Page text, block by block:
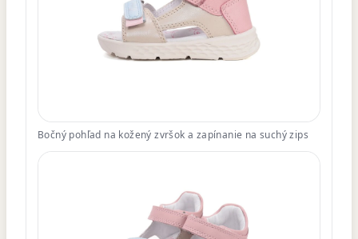
Bočný pohľad na kožený zvršok a zapínanie na suchý zips